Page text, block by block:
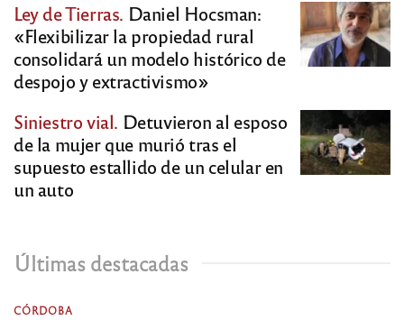
Ley de Tierras. Daniel Hocsman:
«Flexibilizar la propiedad rural
consolidará un modelo histórico de
despojo y extractivismo»
Siniestro vial. Detuvieron al esposo
de la mujer que murió tras el
supuesto estallido de un celular en
un auto
Últimas destacadas
CÓRDOBA